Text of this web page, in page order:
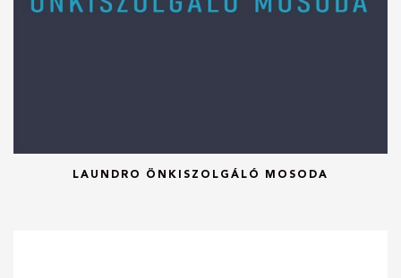
LAUNDRO ÖNKISZOLGÁLÓ MOSODA